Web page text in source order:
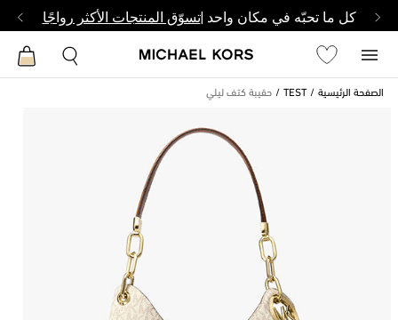
كل ما تحبّه في مكان واحد |تسوّق المنتجات الأكثر رواجًا
الصفحة الرئيسية TEST حقيبة كتف ليلي